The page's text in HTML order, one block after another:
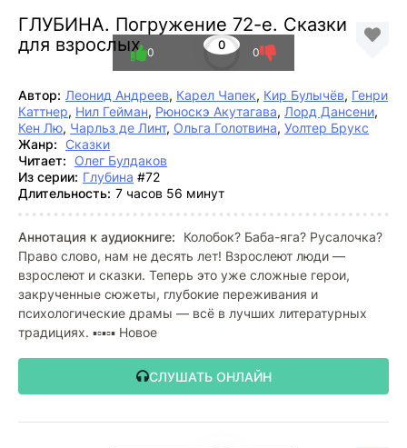
ГЛУБИНА. Погружение 72-е. Сказки
для взрослых
0
0 0
Автор: Леонид Андреев, Карел Чапек, Кир Булычёв, Генри
Каттнер, Нил Гейман, Рюноскэ Акутагава, Лорд Дансени,
Кен Лю, Чарльз де Линт, Ольга Голотвина, Уолтер Брукс
Жанр: Сказки
Читает: Олег Булдаков
Из серии: Глубина #72
Длительность: 7 часов 56 минут
Аннотация к аудиокниге:
Колобок? Баба-яга? Русалочка?
Право слово, нам не десять лет! Взрослеют люди —
взрослеют и сказки. Теперь это уже сложные герои,
закрученные сюжеты, глубокие переживания и
психологические драмы — всё в лучших литературных
традициях. ▪️▫️▪️▫️▪️ Новое
СЛУШАТЬ ОНЛАЙН